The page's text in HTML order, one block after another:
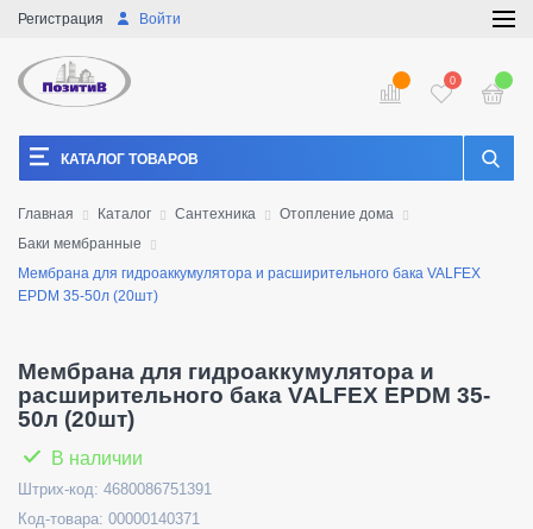
Войти
Регистрация
0
КАТАЛОГ ТОВАРОВ
Главная Каталог Сантехника
Отопление дома
Баки мембранные
Мембрана для гидроаккумулятора и расширительного бака VALFEX
EPDM 35-50л (20шт)
Мембрана для гидроаккумулятора и
расширительного бака VALFEX EPDM 35-
50л (20шт)
В наличии
Штрих-код: 4680086751391
Код-товара: 00000140371